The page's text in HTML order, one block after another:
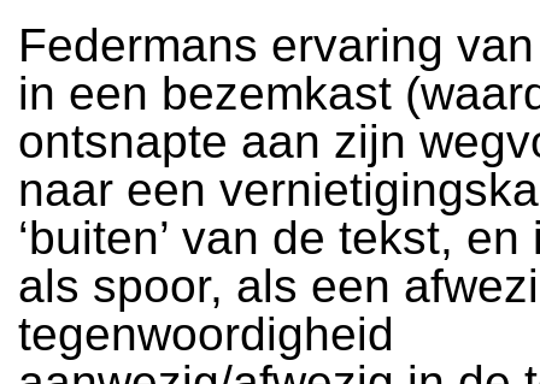
Federmans ervaring
in een bezemkast
ontsnapte aan zijn
naar een
‘buiten’ van de tekst,
als spoor, als een
tegenwoordigheid